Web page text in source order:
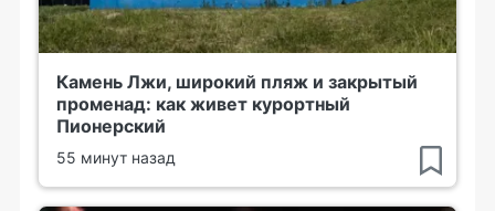
Камень Лжи, широкий пляж и закрытый
променад: как живет курортный
Пионерский
55 минут назад